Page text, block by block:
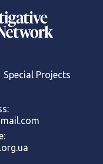
Special Projects